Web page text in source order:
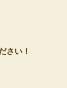
さい！